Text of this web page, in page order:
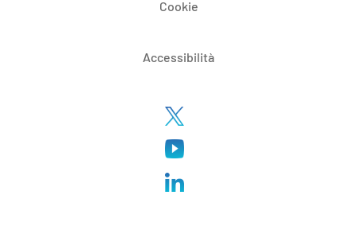
Cookie
Accessibilità